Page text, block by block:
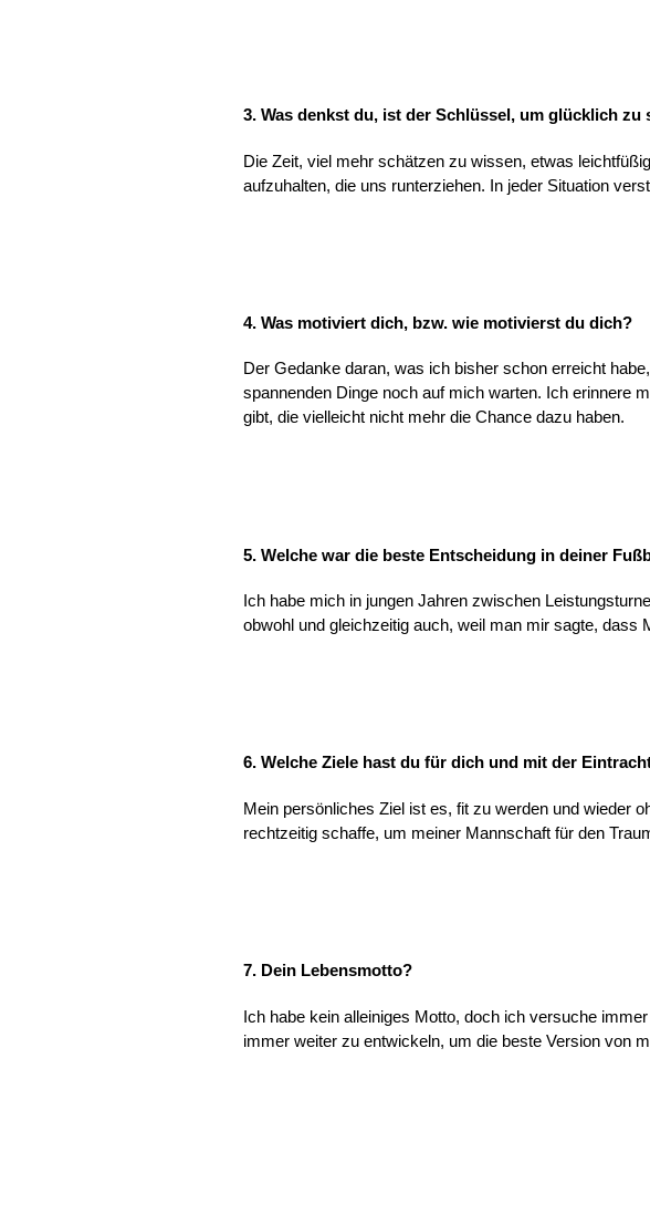
3. Was denkst du, ist der Schlüssel, um glücklich zu
Die Zeit, viel mehr schätzen zu wissen, etwas
aufzuhalten, die uns runterziehen. In jeder Situation
4. Was motiviert dich, bzw. wie motivierst du dich?
Der Gedanke daran, was ich bisher schon erreicht
spannenden Dinge noch auf mich warten. Ich erinnere
gibt, die vielleicht nicht mehr die Chance dazu haben.
5. Welche war die beste Entscheidung in deiner
Ich habe mich in jungen Jahren zwischen
obwohl und gleichzeitig auch, weil man mir sagte, dass
6. Welche Ziele hast du für dich und mit der
Mein persönliches Ziel ist es, fit zu werden und wieder
rechtzeitig schaffe, um meiner Mannschaft für den
7. Dein Lebensmotto?
Ich habe kein alleiniges Motto, doch ich versuche
immer weiter zu entwickeln, um die beste Version von